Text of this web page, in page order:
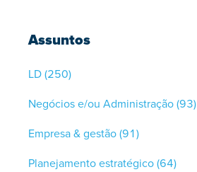
Assuntos
LD(250)
Negócios e/ou Administração(93)
Empresa & gestão(91)
Planejamento estratégico(64)